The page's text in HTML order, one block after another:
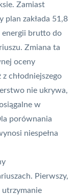
Zamiast
zakłada 51,8
energii brutto do
Zmiana ta
oceny
chłodniejszego
nie ukrywa,
w
porównania
niespełna
Pierwszy,
utrzymanie